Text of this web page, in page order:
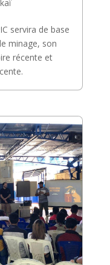
servira de base
minage, son
récente et